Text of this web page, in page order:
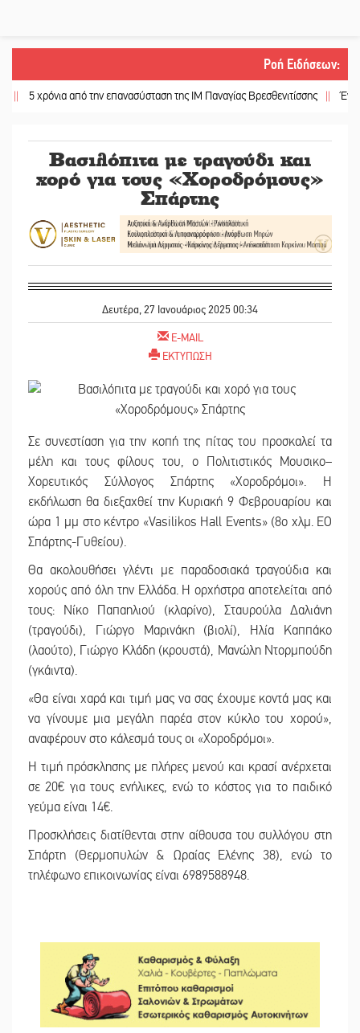
Ροή Ειδήσεων:
5 χρόνια από την επανασύσταση της ΙΜ Παναγίας Βρεσθενιτίσσης || Ένα
Βασιλόπιτα με τραγούδι και
χορό για τους «Χοροδρόμους»
Σπάρτης
Δευτέρα, 27 Ιανουάριος 2025 00:34
E-MAIL
ΕΚΤΥΠΩΣΗ
Σε συνεστίαση για την κοπή της πίτας του προσκαλεί τα
μέλη και τους φίλους του, ο Πολιτιστικός Μουσικο–
Χορευτικός Σύλλογος Σπάρτης «Χοροδρόμοι». Η
εκδήλωση θα διεξαχθεί την Κυριακή 9 Φεβρουαρίου και
ώρα 1 μμ στο κέντρο «Vasilikos Hall Events» (8ο χλμ. ΕΟ
Σπάρτης-Γυθείου).
Θα ακολουθήσει γλέντι με παραδοσιακά τραγούδια και
χορούς από όλη την Ελλάδα. Η ορχήστρα αποτελείται από
τους: Νίκο Παπαηλιού (κλαρίνο), Σταυρούλα Δαλιάνη
(τραγούδι), Γιώργο Μαρινάκη (βιολί), Ηλία Καππάκο
(λαούτο), Γιώργο Κλάδη (κρουστά), Μανώλη Ντορμπούδη
(γκάιντα).
«Θα είναι χαρά και τιμή μας να σας έχουμε κοντά μας και
να γίνουμε μια μεγάλη παρέα στον κύκλο του χορού»,
αναφέρουν στο κάλεσμά τους οι «Χοροδρόμοι».
Η τιμή πρόσκλησης με πλήρες μενού και κρασί ανέρχεται
σε 20€ για τους ενήλικες, ενώ το κόστος για το παιδικό
γεύμα είναι 14€.
Προσκλήσεις διατίθενται στην αίθουσα του συλλόγου στη
Σπάρτη (Θερμοπυλών & Ωραίας Ελένης 38), ενώ το
τηλέφωνο επικοινωνίας είναι 6989588948.